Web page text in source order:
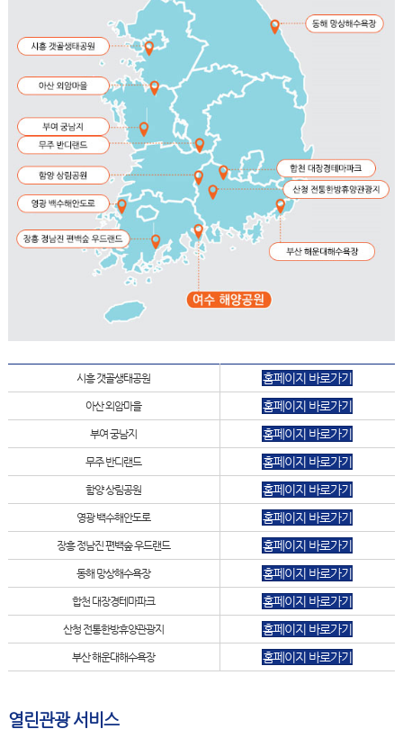
시흥 갯골생태공원 홈페이지 바로가기
아산 외암마을 홈페이지 바로가기
부여 궁남지 홈페이지 바로가기
무주 반디랜드 홈페이지 바로가기
함양 상림공원 홈페이지 바로가기
영광 백수해안도로 홈페이지 바로가기
장흥 정남진 편백숲 우드랜드 홈페이지 바로가기
동해 망상해수욕장 홈페이지 바로가기
합천 대장경테마파크 홈페이지 바로가기
산청 전통한방휴양관광지 홈페이지 바로가기
부산 해운대해수욕장 홈페이지 바로가기
열린관광 서비스